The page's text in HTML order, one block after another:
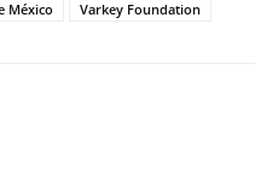
México
Varkey Foundation